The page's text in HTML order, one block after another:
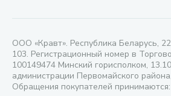
ООО «Кравт». Республика Беларусь,
103. Регистрационный номер в
100149474 Минский горисполком,
администрации Первомайского
Обращения покупателей